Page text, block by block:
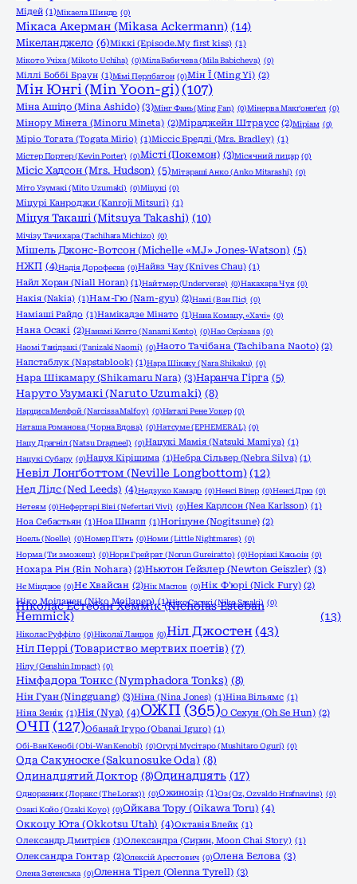
Мідей (1)Мікаела Шиндо (0)
Мікаса Акерман (Mikasa Ackermann) (14)
Мікеланджело (6)Міккі (Episode.My first kiss) (1)
Мікото Учіха (Mikoto Uchiha) (0)Міла Бабичева (Mila Babicheva) (0)
Міллі Боббі Браун (1)Мімі Перлбатон (0)Мін Ї (Ming Yi) (2)
Мін Юнгі (Min Yoon-gi) (107)
Міна Ашідо (Mina Ashido) (3)Мінг Фань (Ming Fan) (0)Мінерва Макґонеґел (0)
Мінору Мінета (Minoru Mineta) (2)Міраджейн Штраусс (2)Міріам (0)
Міріо Тогата (Togata Mirio) (1)Міссіс Бредлі (Mrs. Bradley) (1)
Містер Портер (Kevin Porter) (0)Місті (Покемон) (3)Місячний лицар (0)
Місіс Хадсон (Mrs. Hudson) (5)Мітараші Анко (Anko Mitarashi) (0)
Міто Узумакі (Mito Uzumaki) (0)Міцукі (0)
Міцурі Канроджи (Kanroji Mitsuri) (1)
Міцуя Такаші (Mitsuya Takashi) (10)
Мічізу Тачихара (Tachihara Michizo) (0)
Мішель Джонс-Вотсон (Michelle «MJ» Jones-Watson) (5)
НЖП (4)Надія Дорофеєва (0)Найвз Чау (Knives Chau) (1)
Найл Хоран (Niall Horan) (1)Найтмер (Underverse) (0)Накахара Чуя (0)
Накія (Nakia) (1)Нам-Гю (Nam-gyu) (2)Намі (Ван Піс) (0)
Наміаші Райдо (1)Намікадзе Мінато (1)Нана Комацу, «Хачі» (0)
Нана Осакі (2)Нанамі Кєнто (Nanami Kento) (0)Нао Серізава (0)
Наомі Танідзакі (Tanizaki Naomi) (0)Наото Тачібана (Tachibana Naoto) (2)
Напстаблук (Napstablook) (1)Нара Шікаку (Nara Shikaku) (0)
Нара Шікамару (Shikamaru Nara) (3)Наранча Гірга (5)
Наруто Узумакі (Naruto Uzumaki) (8)
Нарциса Мелфой (Narcissa Malfoy) (0)Наталі Рене Уокер (0)
Наташа Романова (Чорна Вдова) (0)Натсуме (EPHEMERAL) (0)
Нацу Драгніл (Natsu Dragneel) (0)Нацукі Мамія (Natsuki Mamiya) (1)
Нацукі Субару (0)Нацуя Кірішима (1)Небра Сільвер (Nebra Silva) (1)
Невіл Лонґботтом (Neville Longbottom) (12)
Нед Лідс (Ned Leeds) (4)Недзуко Камадо (0)Ненсі Вілер (0)Ненсі Дрю (0)
Нетеям (0)Нефертарі Віві (Nefertari Vivi) (0)Нея Карлсон (Nea Karlsson) (1)
Ноа Себастьян (1)Ноа Шнапп (1)Ногіцуне (Nogitsune) (2)
Ноель (Noelle) (0)Номер П'ять (0)Номи (Little Nightmares) (0)
Норма (Ти зможеш) (0)Норн Грейрат (Norun Gureiratto) (0)Норіакі Какьоін (0)
Нохара Рін (Rin Nohara) (2)Ньютон Ґейзлер (Newton Geiszler) (3)
Нє Міндзюе (0)Нє Хвайсан (2)Нік Маслов (0)Нік Ф'юрі (Nick Fury) (2)
Ніко Моіланен (Niko Moilanen) (1)Ніко Сасакі (Niko Sasaki) (0)
Ніколас Естебан Хеммік (Nicholas Esteban
Hemmick)
(13)
Ніколас Руффіло (0)Ніколаї Ланцов (0)Ніл Джостен (43)
Ніл Перрі (Товариство мертвих поетів) (7)
Нілу (Genshin Impact) (0)
Німфадора Тонкс (Nymphadora Tonks) (8)
Нін Гуан (Ningguang) (3)Ніна (Nina Jones) (1)Ніна Вільямс (1)
Ніна Зенік (1)Нія (Nya) (4)ОЖП (365)О Сехун (Oh Se Hun) (2)
ОЧП (127)Обанай Ігуро (Obanai Iguro) (1)
Обі-Ван Кенобі (Obi-Wan Kenobi) (0)Огурі Мусітаро (Mushitaro Oguri) (0)
Ода Сакуноске (Sakunosuke Oda) (8)
Одинадцятий Доктор (8)Одинадцять (17)
Одноразник (Лоракс (The Lorax)) (0)Ожинозір (1)Оз (Oz, Ozvaldo Hrafnavins) (0)
Озакі Койо (Ozaki Koyo) (0)Ойкава Тору (Oikawa Toru) (4)
Оккоцу Юта (Okkotsu Utah) (4)Октавія Блейк (1)
Олександр Дмитрієв (1)Олександра (Сирин, Moon Chai Story) (1)
Олександра Гонтар (2)Олексій Арестович (0)Олена Бєлова (3)
Олена Зеленська (0)Оленна Тірел (Olenna Tyrell) (3)